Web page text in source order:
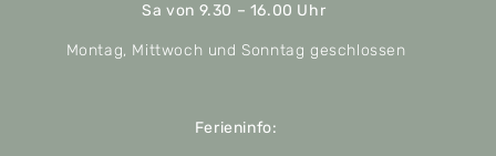
Sa von 9.30 – 16.00 Uhr
Montag, Mittwoch und Sonntag geschlossen
Ferieninfo: